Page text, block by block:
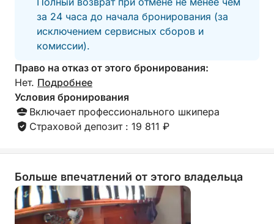
за 24 часа до начала бронирования (за
исключением сервисных сборов и
комиссии).
Право на отказ от этого бронирования:
Нет. Подробнее
Условия бронирования
Включает профессионального шкипера
Страховой депозит : 19 811 ₽
Больше впечатлений от этого владельца